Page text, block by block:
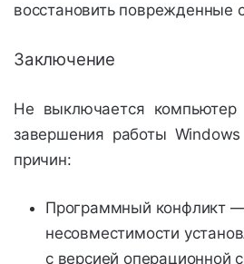
восстановить поврежденные
Заключение
Не выключается компьютер
завершения работы
причин:
Программный конфликт —
несовместимости
с версией операционной